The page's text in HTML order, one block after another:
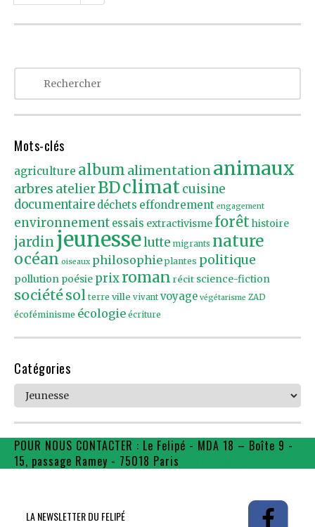
Mots-clés
agriculture album alimentationanimaux
arbres atelierBDclimatcuisine
documentaire déchets effondrement engagement
environnement essais extractivisme forêthistoire
jardin jeunesselutte migrants nature
océan oiseaux philosophie plantes politique
pollution poésie prixroman récit science-fiction
sociétésol terre ville vivant voyage végétarisme ZAD
écoféminisme écologie écriture
Catégories
Catégories
POUR NOUS CONTACTER : Le Felipé - MDA 18 – Boîte 9 -
15, passage Ramey - 75018 Paris
LA NEWSLETTER DU FELIPÉ